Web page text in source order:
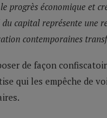
progrès économique et
capital représente une
contemporaines
de façon
qui les empêche de